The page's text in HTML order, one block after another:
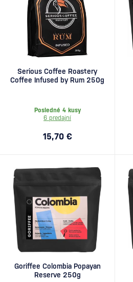
Serious Coffee Roastery
Coffee Infused by Rum 250g
Posledné 4 kusy
6 predajní
15,70 €
Goriffee Colombia Popayan
Reserve 250g